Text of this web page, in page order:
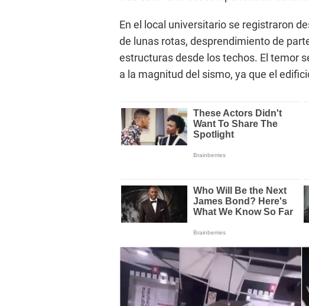
En el local universitario se registraron
de lunas rotas, desprendimiento de
estructuras desde los techos. El temor
a la magnitud del sismo, ya que el